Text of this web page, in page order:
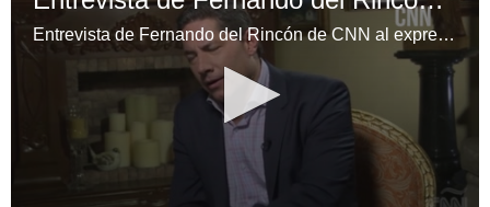
Entrevista de Fernando del Rincón de CNN al expresidente Porfirio Lobo Sosa